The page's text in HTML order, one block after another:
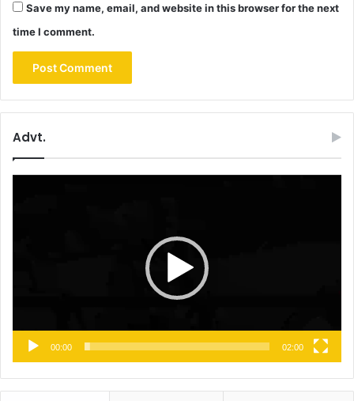
Save my name, email, and website in this browser for the next
time I comment.
Advt.
00:00 02:00